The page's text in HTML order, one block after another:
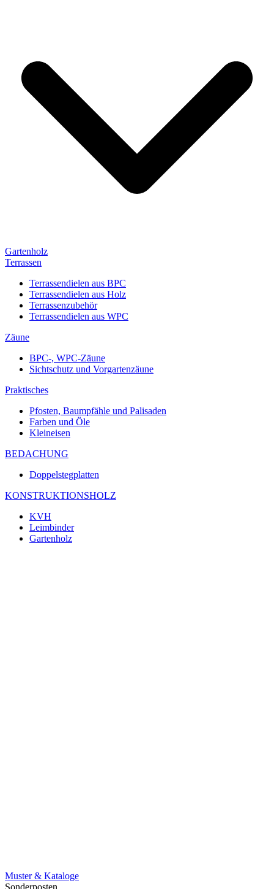
Gartenholz
Terrassen
Terrassendielen aus BPC
Terrassendielen aus Holz
Terrassenzubehör
Terrassendielen aus WPC
Zäune
BPC-, WPC-Zäune
Sichtschutz und Vorgartenzäune
Praktisches
Pfosten, Baumpfähle und Palisaden
Farben und Öle
Kleineisen
BEDACHUNG
Doppelstegplatten
KONSTRUKTIONSHOLZ
KVH
Leimbinder
Gartenholz
Muster & Kataloge
Sonderposten